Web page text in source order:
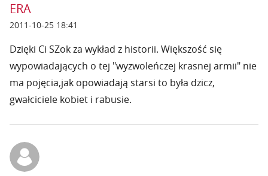
ERA
2011-10-25 18:41
Dzięki Ci SZok za wykład z historii. Większość się
wypowiadających o tej "wyzwoleńczej krasnej armii" nie
ma pojęcia,jak opowiadają starsi to była dzicz,
gwałciciele kobiet i rabusie.